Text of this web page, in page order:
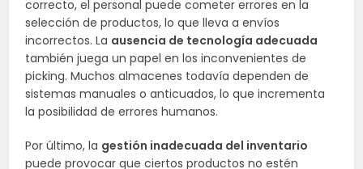
correcto, el personal puede cometer errores en la
selección de productos, lo que lleva a envíos
incorrectos. La ausencia de tecnología adecuada
también juega un papel en los inconvenientes de
picking. Muchos almacenes todavía dependen de
sistemas manuales o anticuados, lo que incrementa
la posibilidad de errores humanos.
Por último, la gestión inadecuada del inventario
puede provocar que ciertos productos no estén